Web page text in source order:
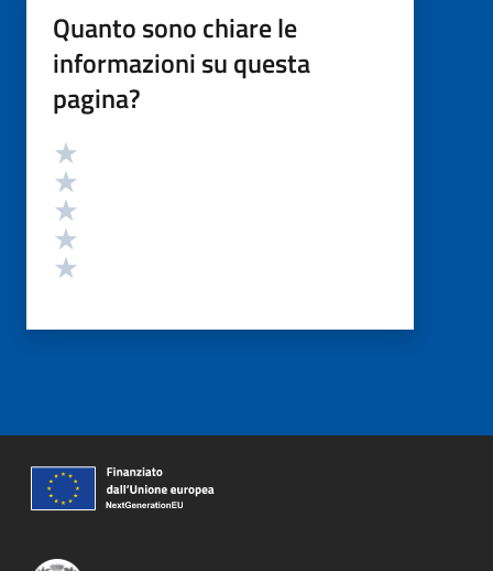
Quanto sono chiare le
informazioni su questa
pagina?
Valutazione